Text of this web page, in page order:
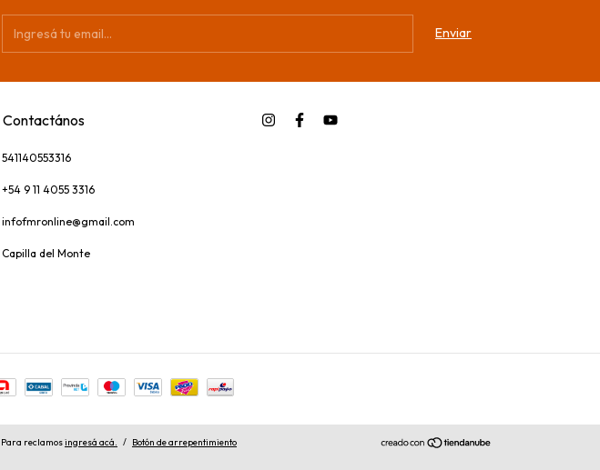
Contactános
541140553316
+54 9 11 4055 3316
infofmronline@gmail.com
Capilla del Monte
Para reclamosingresá acá. / Botón de arrepentimiento